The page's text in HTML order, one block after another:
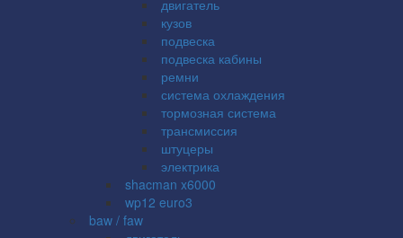
двигатель
кузов
подвеска
подвеска кабины
ремни
система охлаждения
тормозная система
трансмиссия
штуцеры
электрика
shacman x6000
wp12 euro3
baw / faw